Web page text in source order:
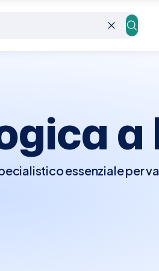
a
essenziale per
l'andrologo effettuerà